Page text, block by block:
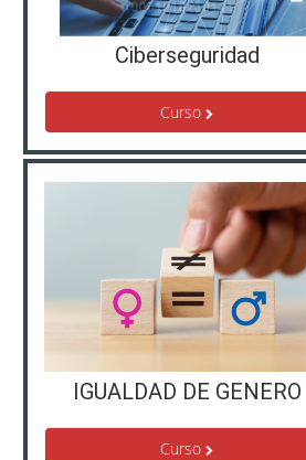
Ciberseguridad
Curso
IGUALDAD DE GENERO
Curso